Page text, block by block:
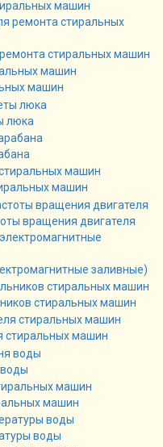
машин
стиральных машин
машин
люка
машин
вращения двигателя
заливные)
стиральных машин
стиральных машин
машин
воды